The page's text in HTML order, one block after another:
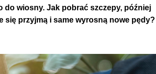
do wiosny. Jak pobrać szczepy, później
się przyjmą i same wyrosną nowe pędy?